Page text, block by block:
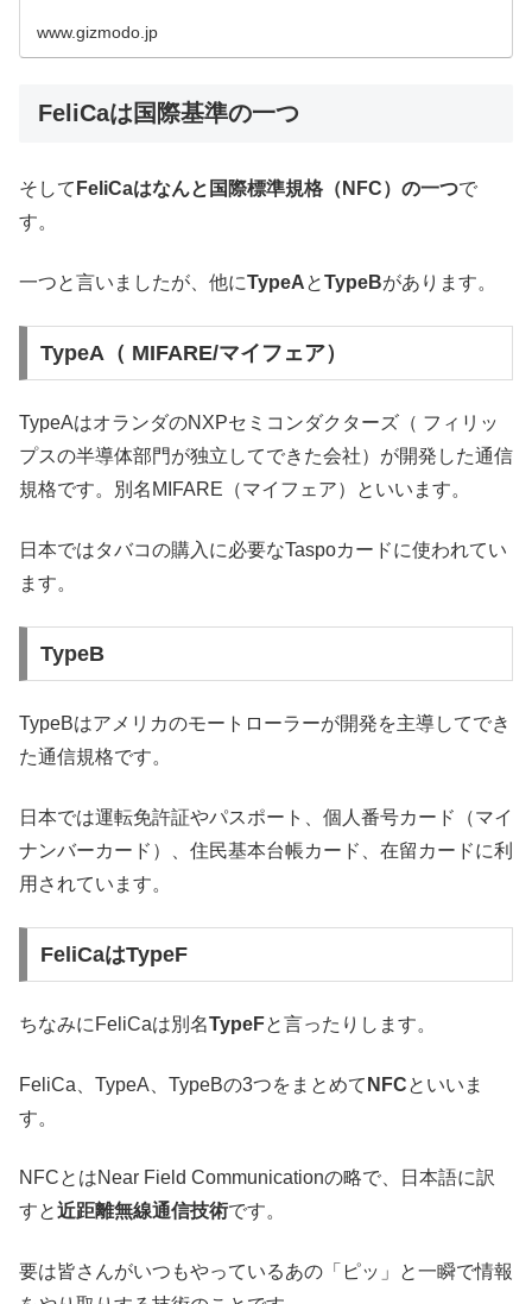
www.gizmodo.jp
FeliCaは国際基準の一つ
そして FeliCaはなんと国際標準規格（NFC）の一つで
す。
一つと言いましたが、他にTypeAとTypeBがあります。
TypeA（ MIFARE/マイフェア）
TypeAはオランダのNXPセミコンダクターズ（ フィリッ
プスの半導体部門が独立してできた会社）が開発した通信
規格です。別名MIFARE（マイフェア）といいます。
日本ではタバコの購入に必要なTaspoカードに使われてい
ます。
TypeB
TypeBはアメリカのモートローラーが開発を主導してでき
た通信規格です。
日本では運転免許証やパスポート、個人番号カード（マイ
ナンバーカード）、住民基本台帳カード、在留カードに利
用されています。
FeliCaはTypeF
ちなみにFeliCaは別名TypeFと言ったりします。
FeliCa、TypeA、TypeBの3つをまとめて NFCといいま
す。
NFCとはNear Field Communicationの略で、日本語に訳
すと近距離無線通信技術です。
要は皆さんがいつもやっているあの「ピッ」と一瞬で情報